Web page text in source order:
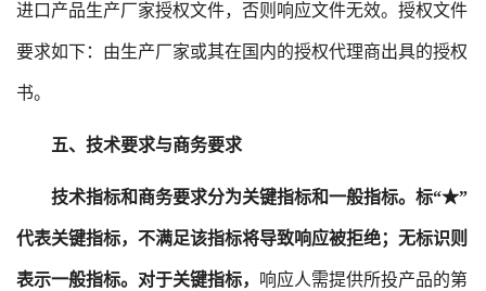
进口产品生产厂家授权文件，否则响应文件无效。授权文件
要求如下：由生产厂家或其在国内的授权代理商出具的授权
书。
五、技术要求与商务要求
技术指标和商务要求分为关键指标和一般指标。标“★”
代表关键指标，不满足该指标将导致响应被拒绝；无标识则
表示一般指标。对于关键指标， 响应人需提供所投产品的第